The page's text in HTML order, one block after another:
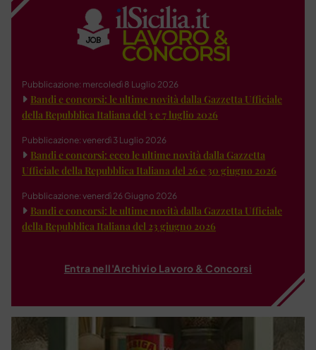
Pubblicazione: mercoledì 8 Luglio 2026
Bandi e concorsi: le ultime novità dalla Gazzetta Ufficiale
della Repubblica Italiana del 3 e 7 luglio 2026
Pubblicazione: venerdì 3 Luglio 2026
Bandi e concorsi: ecco le ultime novità dalla Gazzetta
Ufficiale della Repubblica Italiana del 26 e 30 giugno 2026
Pubblicazione: venerdì 26 Giugno 2026
Bandi e concorsi: le ultime novità dalla Gazzetta Ufficiale
della Repubblica Italiana del 23 giugno 2026
Entra nell'Archivio Lavoro & Concorsi